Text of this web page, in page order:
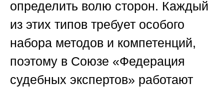
определить волю сторон. Каждый
из этих типов требует особого
набора методов и компетенций,
поэтому в Союзе «Федерация
судебных экспертов» работают